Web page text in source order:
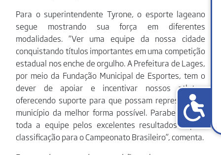
Para o superintendente Tyrone, o esporte lageano
segue mostrando sua força em diferentes
modalidades. “Ver uma equipe da nossa cidade
conquistando títulos importantes em uma competição
estadual nos enche de orgulho. A Prefeitura de Lages,
por meio da Fundação Municipal de Esportes, tem o
dever de apoiar e incentivar nossos atletas,
oferecendo suporte para que possam representar o
município da melhor forma possível. Parabenizamos
toda a equipe pelos excelentes resultados e pela
classificação para o Campeonato Brasileiro”, comenta.